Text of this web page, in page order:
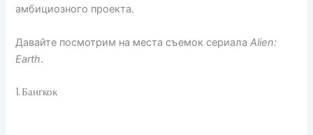
амбициозного проекта.
Давайте посмотрим на места съемок сериалаAlien:
Earth.
1. Бангкок